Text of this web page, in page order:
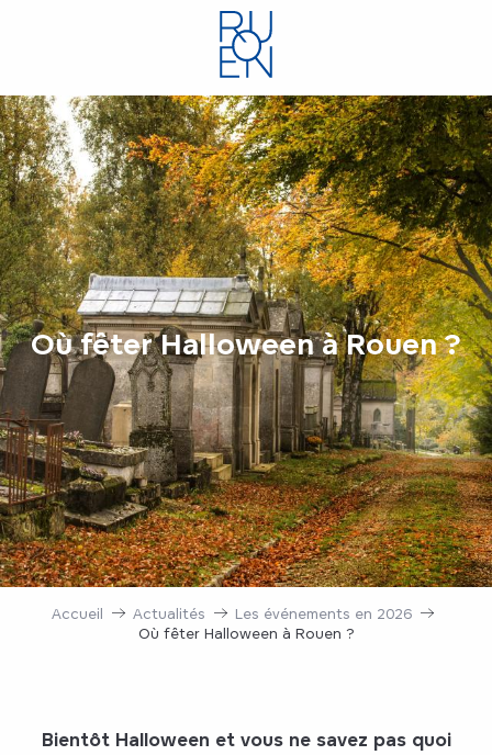
principal
Où fêter Halloween à Rouen ?
Accueil Actualités
Les événements en 2026
Où fêter Halloween à Rouen ?
Bientôt Halloween et vous ne savez pas quoi